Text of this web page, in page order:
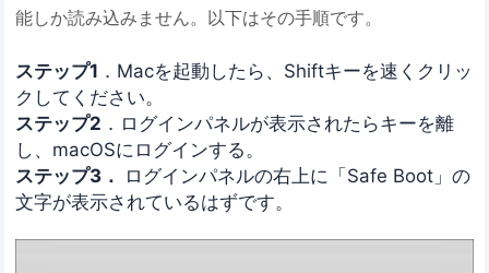
能しか読み込みません。以下はその手順です。
ステップ1 ．Macを起動したら、Shiftキーを速くクリッ
クしてください。
ステップ2 ．ログインパネルが表示されたらキーを離
し、macOSにログインする。
ステップ3．
ログインパネルの右上に「Safe Boot」の
文字が表示されているはずです。